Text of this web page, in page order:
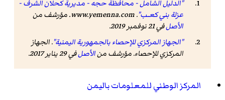
"الدليل الشامل - محافظة حجه - مديرية كحلان الشرف -
عزلة بني كعــب".
www.yemenna.com. مؤرشف من
الأصلفي 21 نوفمبر 2019
.
"الجهاز المركزي للإحصاء بالجمهورية اليمنية". الجهاز
المركزي للإحصاء. مؤرشف منالأصلفي 29 يناير 2017 .
المركز الوطني للمعلومات باليمن